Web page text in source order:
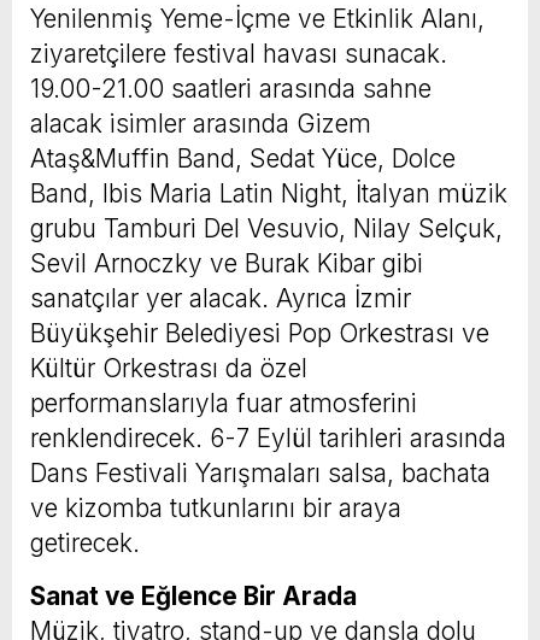
Yenilenmiş Yeme-İçme ve Etkinlik Alanı,
ziyaretçilere festival havası sunacak.
19.00-21.00 saatleri arasında sahne
alacak isimler arasında Gizem
Ataş&Muffin Band, Sedat Yüce, Dolce
Band, Ibis Maria Latin Night, İtalyan müzik
grubu Tamburi Del Vesuvio, Nilay Selçuk,
Sevil Arnoczky ve Burak Kibar gibi
sanatçılar yer alacak. Ayrıca İzmir
Büyükşehir Belediyesi Pop Orkestrası ve
Kültür Orkestrası da özel
performanslarıyla fuar atmosferini
renklendirecek. 6-7 Eylül tarihleri arasında
Dans Festivali Yarışmaları salsa, bachata
ve kizomba tutkunlarını bir araya
getirecek.
Sanat ve Eğlence Bir Arada
Müzik, tiyatro, stand-up ve dansla dolu